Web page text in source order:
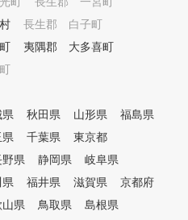
長生郡 白子町
夷隅郡 大多喜町
秋田県 山形県
福島県
千葉県
東京都
野県 静岡県
岐阜県
福井県 滋賀県
京都府
県 鳥取県
島根県